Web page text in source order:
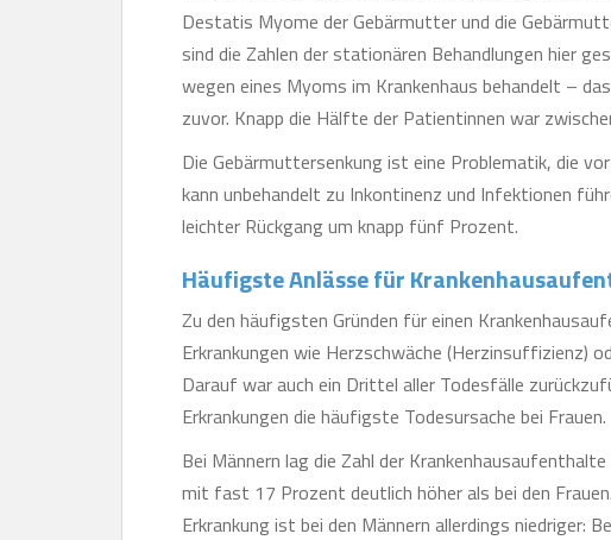
Destatis Myome der Gebärmutter und die
sind die Zahlen der stationären Behandlungen hier
wegen eines Myoms im Krankenhaus behandelt –
zuvor. Knapp die Hälfte der Patientinnen war
Die Gebärmuttersenkung ist eine Problematik, die
kann unbehandelt zu Inkontinenz und Infektionen
leichter Rückgang um knapp fünf Prozent.
Häufigste Anlässe für
Zu den häufigsten Gründen für einen
Erkrankungen wie Herzschwäche (Herzinsuffizienz)
Darauf war auch ein Drittel aller Todesfälle
Erkrankungen die häufigste Todesursache bei Frauen.
Bei Männern lag die Zahl der
mit fast 17 Prozent deutlich höher als bei den
Erkrankung ist bei den Männern allerdings niedriger: